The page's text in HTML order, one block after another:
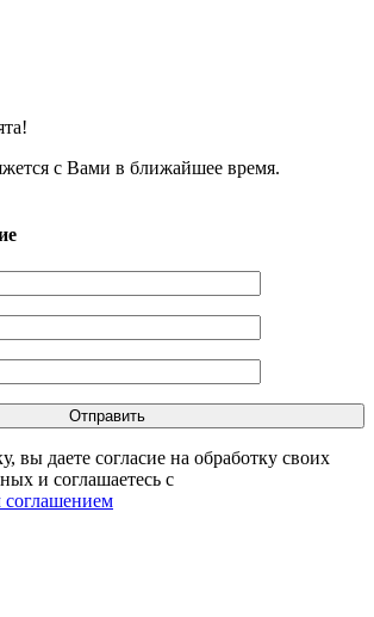
с Вами в ближайшее время.
вы даете согласие на обработку своих
и соглашаетесь с
соглашением